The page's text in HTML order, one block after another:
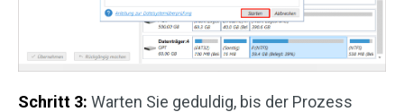
Schritt 3: Warten Sie geduldig, bis der Prozess